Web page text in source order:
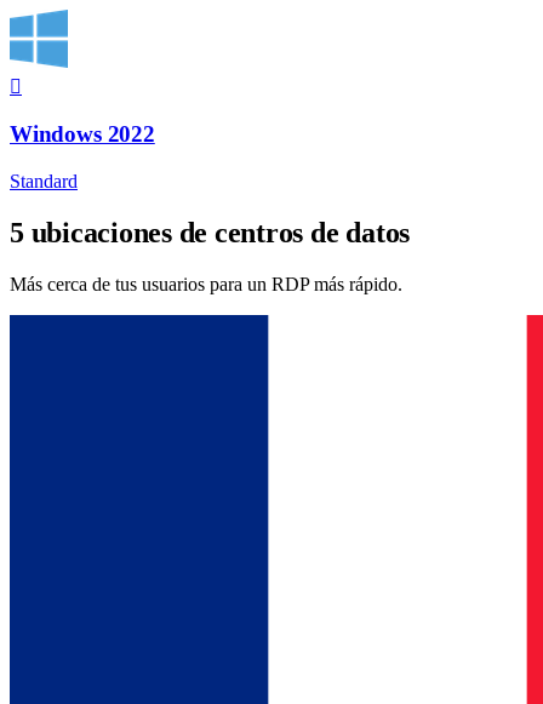
Windows 2022
Standard
5 ubicaciones de centros de datos
Más cerca de tus usuarios para un RDP más rápido.